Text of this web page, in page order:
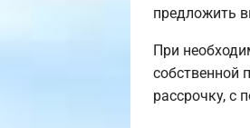
предложить
При
собственной
рассрочку, с